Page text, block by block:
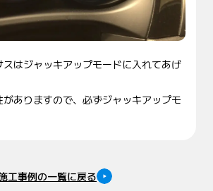
はジャッキアップモードに入れてあげ
ありますので、必ずジャッキアップモ
工事例の一覧に戻る